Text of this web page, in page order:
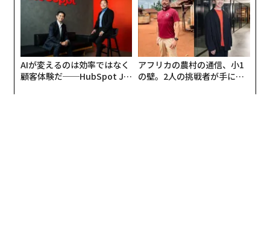
AIが変えるのは効率ではなく
顧客体験だ──HubSpot Ja
アフリカの農村の通信、小1
の壁。2人の挑戦者が手にし